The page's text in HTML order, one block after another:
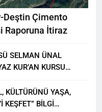
Deştin Çimento
Raporuna İtiraz
SELMAN ÜNAL
KUR’AN KURSU
KÜLTÜRÜNÜ YAŞA,
KEŞFET” BİLGİ